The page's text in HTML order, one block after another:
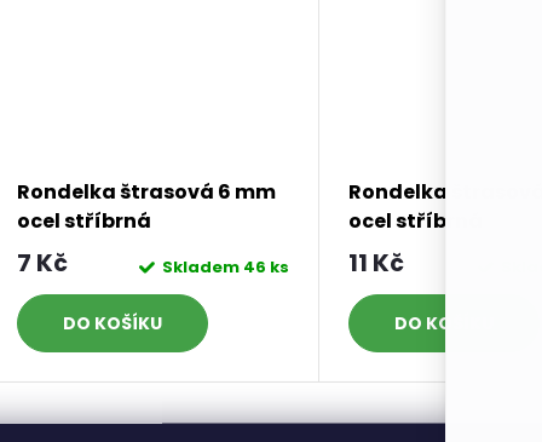
Rondelka štrasová 6 mm
ocel stříbrná
7 Kč Skladem 46 ks
DO KOŠÍKU
Rondelka štrasová
ocel stříbrná
11 Kč
DO KOŠÍKU